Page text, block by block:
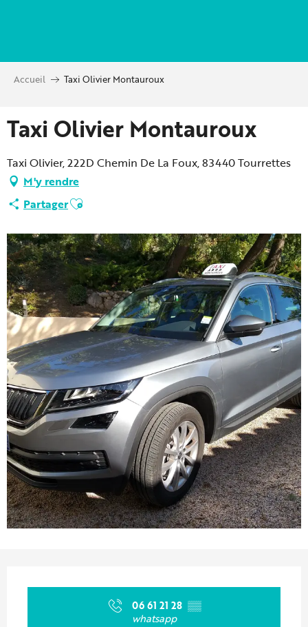
principal
Accueil Taxi Olivier Montauroux
Taxi Olivier Montauroux
Taxi Olivier, 222D Chemin De La Foux, 83440 Tourrettes
M'y rendre
PartagerAjouter aux favoris
06 61 21 28 ▒▒
whatsapp